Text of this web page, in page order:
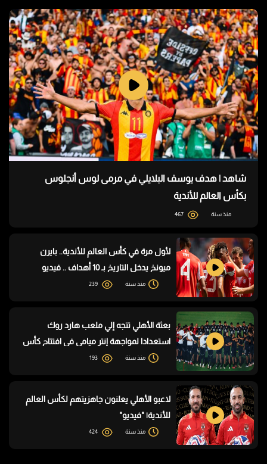
شاهد | هدف يوسف البلايلي في مرمى لوس أنجلوس
بكأس العالم للأندية
منذ سنة 467
لأول مرة في كأس العالم للأندية.. بايرن
ميونخ يدخل التاريخ بـ 10 أهداف .. فيديو
منذ سنة 239
بعثة الأهلي تتجه إلي ملعب هارد روك
استعدادا لمواجهة إنتر ميامي في افتتاح كأس
العالم للأندية .. فيديو
منذ سنة 193
لاعبو الأهلي يعلنون جاهزيتهم لكأس العالم
للأندية| "فيديو"
منذ سنة 424